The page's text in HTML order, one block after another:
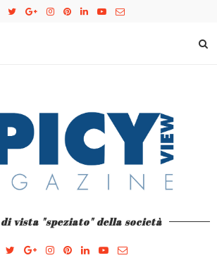
vista "speziato" della società